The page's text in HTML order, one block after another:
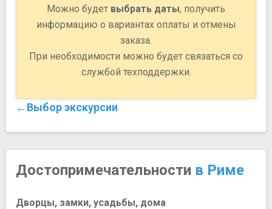
Можно будет выбрать даты, получить
информацию о вариантах оплаты и отмены
заказа.
При необходимости можно будет связаться со
службой техподдержки.
←Выбор экскурсии
Достопримечательности в Риме
Дворцы, замки, усадьбы, дома